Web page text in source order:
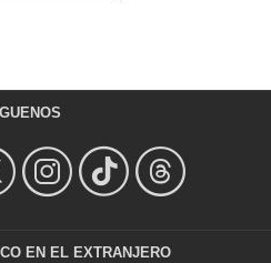
EN EL EXTRANJERO